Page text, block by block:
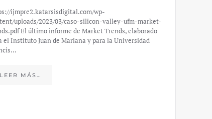
ijmpre2.katarsisdigital.com/wp-
uploads/2023/03/caso-silicon-valley-ufm-market-
El último informe de Market Trends, elaborado
el Instituto Juan de Mariana y para la Universidad
LEER MÁS…